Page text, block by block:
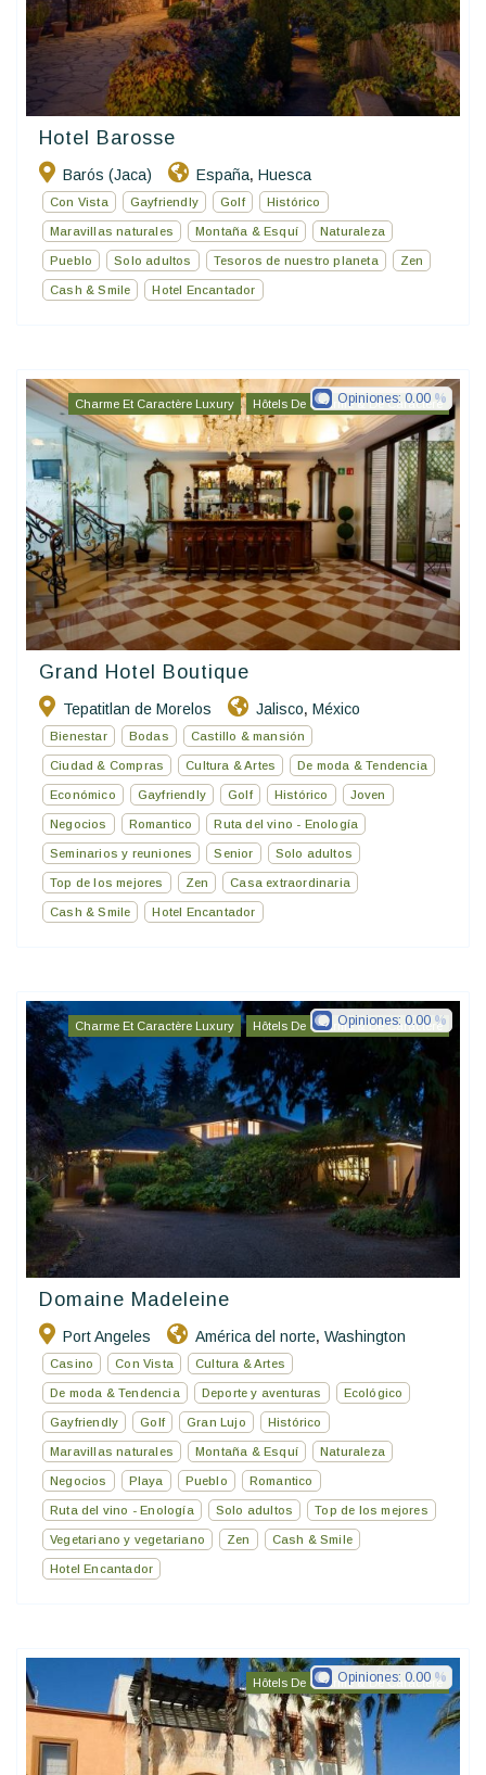
Hotel Barosse
Barós (Jaca) España, Huesca
Con Vista Gayfriendly Golf Histórico
Maravillas naturales Montaña & Esquí Naturaleza
Pueblo Solo adultos Tesoros de nuestro planeta Zen
Cash & Smile Hotel Encantador
Charme Et Caractère Luxury Hôtels De Charme & De Caractère
Grand Hotel Boutique
Tepatitlan de Morelos Jalisco, México
Opiniones: 0.00
Bienestar Bodas Castillo & mansión
Ciudad & Compras Cultura & Artes De moda & Tendencia
Económico Gayfriendly Golf Histórico Joven
Negocios Romantico Ruta del vino - Enología
Seminarios y reuniones Senior Solo adultos
Top de los mejores Zen Casa extraordinaria
Cash & Smile Hotel Encantador
Charme Et Caractère Luxury Hôtels De Charme & De Caractère
Domaine Madeleine
Port Angeles América del norte, Washington
Opiniones: 0.00
Casino Con Vista Cultura & Artes
De moda & Tendencia Deporte y aventuras Ecológico
Gayfriendly Golf Gran Lujo Histórico
Maravillas naturales Montaña & Esquí Naturaleza
Negocios Playa Pueblo Romantico
Ruta del vino - Enología Solo adultos Top de los mejores
Vegetariano y vegetariano Zen Cash & Smile
Hotel Encantador
Hôtels De Charme & De Caractère
Opiniones: 0.00